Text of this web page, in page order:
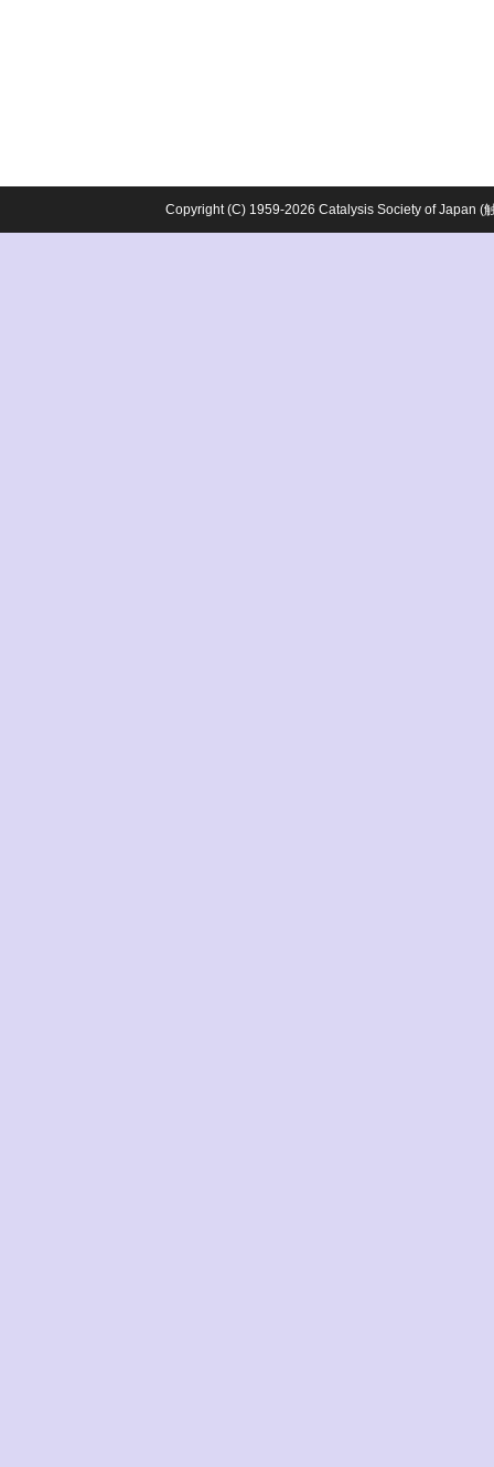
Copyright (C) 1959-2026 Catalysis Society of Japan (